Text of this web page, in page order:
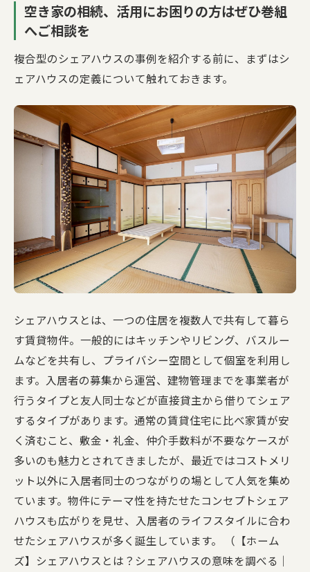
空き家の相続、活用にお困りの方はぜひ巻組
へご相談を
複合型のシェアハウスの事例を紹介する前に、まずはシ
ェアハウスの定義について触れておきます。
シェアハウスとは、一つの住居を複数人で共有して暮ら
す賃貸物件。一般的にはキッチンやリビング、バスルー
ムなどを共有し、プライバシー空間として個室を利用し
ます。入居者の募集から運営、建物管理までを事業者が
行うタイプと友人同士などが直接貸主から借りてシェア
するタイプがあります。通常の賃貸住宅に比べ家賃が安
く済むこと、敷金・礼金、仲介手数料が不要なケースが
多いのも魅力とされてきましたが、最近ではコストメリ
ット以外に入居者同士のつながりの場として人気を集め
ています。物件にテーマ性を持たせたコンセプトシェア
ハウスも広がりを見せ、入居者のライフスタイルに合わ
せたシェアハウスが多く誕生しています。 （【ホーム
ズ】シェアハウスとは？シェアハウスの意味を調べる｜